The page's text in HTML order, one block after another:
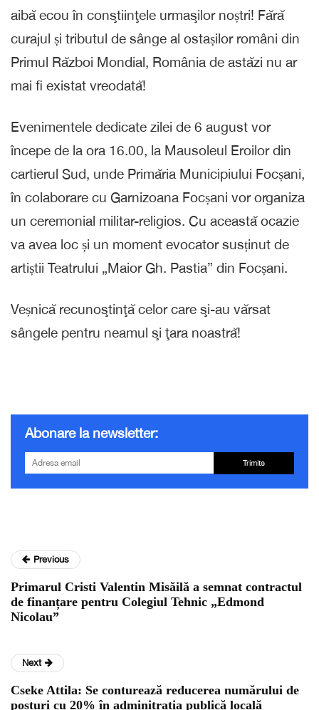
aibă ecou în conştiinţele urmaşilor noștri! Fără
curajul și tributul de sânge al ostașilor români din
Primul Război Mondial, România de astăzi nu ar
mai fi existat vreodată!
Evenimentele dedicate zilei de 6 august vor
începe de la ora 16.00, la Mausoleul Eroilor din
cartierul Sud, unde Primăria Municipiului Focșani,
în colaborare cu Garnizoana Focșani vor organiza
un ceremonial militar-religios. Cu această ocazie
va avea loc și un moment evocator susținut de
artiștii Teatrului „Maior Gh. Pastia” din Focșani.
Veșnică recunoştinţă celor care şi-au vărsat
sângele pentru neamul şi ţara noastră!
Abonare la newsletter:
Trimite
Previous
Primarul Cristi Valentin Misăilă a semnat contractul
de finanțare pentru Colegiul Tehnic „Edmond
Nicolau”
Next
Cseke Attila: Se conturează reducerea numărului de
posturi cu 20% în adminitrația publică locală